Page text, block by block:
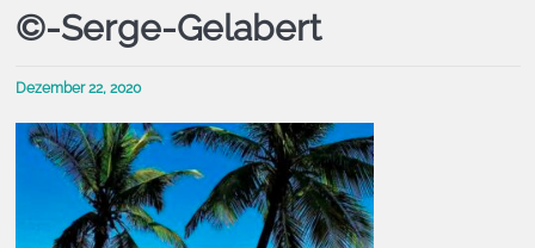
©-Serge-Gelabert
Dezember 22, 2020